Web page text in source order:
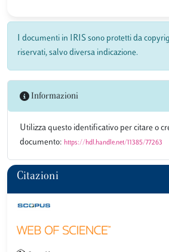
I documenti in IRIS sono protetti da
riservati, salvo diversa indicazione.
Informazioni
Utilizza questo identificativo per citare o
documento: https://hdl.handle.net/11385/77263
Citazioni